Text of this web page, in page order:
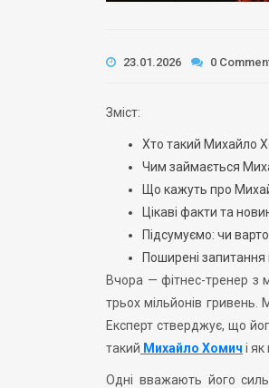
23.01.2026 0
Зміст:
Хто такий Михайло
Чим займається
Що кажуть про
Цікаві факти та
Підсумуємо: чи
Поширені
Вчора — фітнес-тренер з
трьох мільйонів
Експерт стверджує, що
такий Михайло Хомич і
Одні вважають його